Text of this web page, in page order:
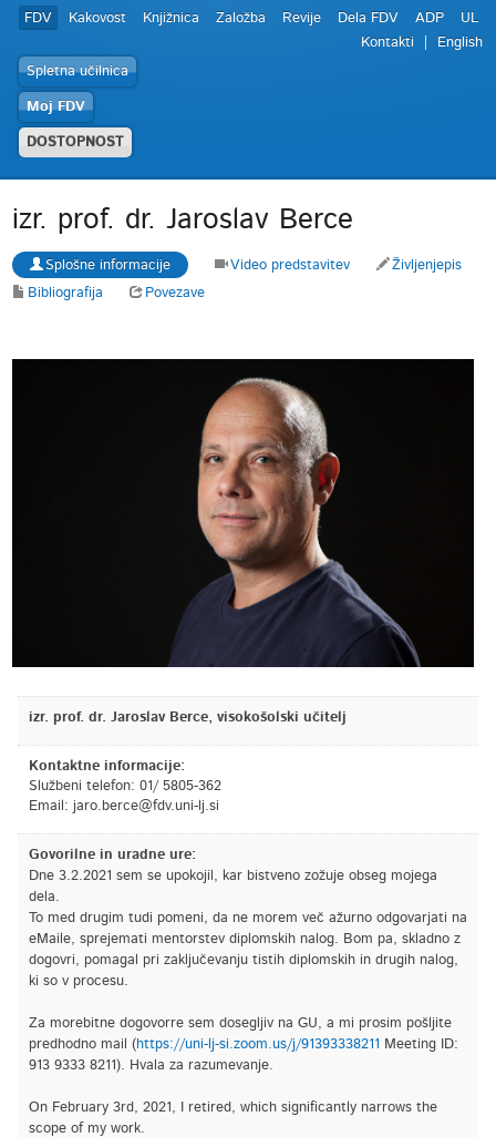
FDV Kakovost Knjižnica Založba Revije Dela FDV ADP
UL
Kontakti
English
Spletna učilnica
Moj FDV
DOSTOPNOST
izr. prof. dr. Jaroslav Berce
Splošne informacije Video predstavitev
Življenjepis
Bibliografija
Povezave
izr. prof. dr. Jaroslav Berce, visokošolski učitelj
Kontaktne informacije:
Službeni telefon: 01/ 5805-362
Email: is.jl-inu.vdf@ecreb.oraj
Govorilne in uradne ure:
Dne 3.2.2021 sem se upokojil, kar bistveno zožuje obseg mojega
dela.
To med drugim tudi pomeni, da ne morem več ažurno odgovarjati na
eMaile, sprejemati mentorstev diplomskih nalog. Bom pa, skladno z
dogovri, pomagal pri zaključevanju tistih diplomskih in drugih nalog,
ki so v procesu.
Za morebitne dogovorre sem dosegljiv na GU, a mi prosim pošljite
predhodno mail (https://uni-lj-si.zoom.us/j/91393338211
Meeting ID:
913 9333 8211). Hvala za razumevanje.
On February 3rd, 2021, I retired, which significantly narrows the
scope of my work.